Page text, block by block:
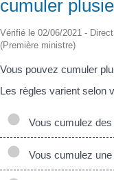
cumuler
Vérifié le 02/06/2021 -
(Première ministre)
Vous pouvez cumuler
Les règles varient selon
Vous cumulez
Vous cumulez